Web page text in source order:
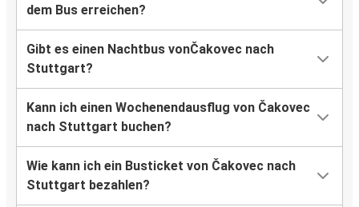
dem Bus erreichen?
Gibt es einen Nachtbus vonČakovec nach
Stuttgart?
Kann ich einen Wochenendausflug von Čakovec
nach Stuttgart buchen?
Wie kann ich ein Busticket von Čakovec nach
Stuttgart bezahlen?